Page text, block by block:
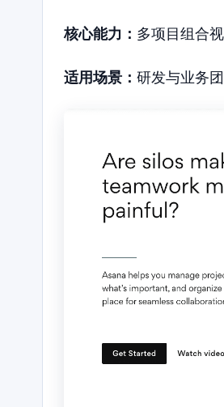
核心能力： 多项目组合
适用场景： 研发与业务